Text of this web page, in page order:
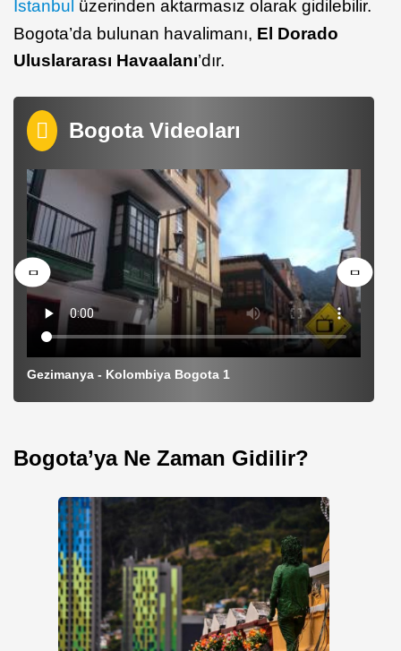
İstanbul üzerinden aktarmasız olarak gidilebilir.
Bogota’da bulunan havalimanı, El Dorado
Uluslararası Havaalanı’dır.
Bogota Videoları
Gezimanya - Kolombiya Bogota 1
Bogota’ya Ne Zaman Gidilir?